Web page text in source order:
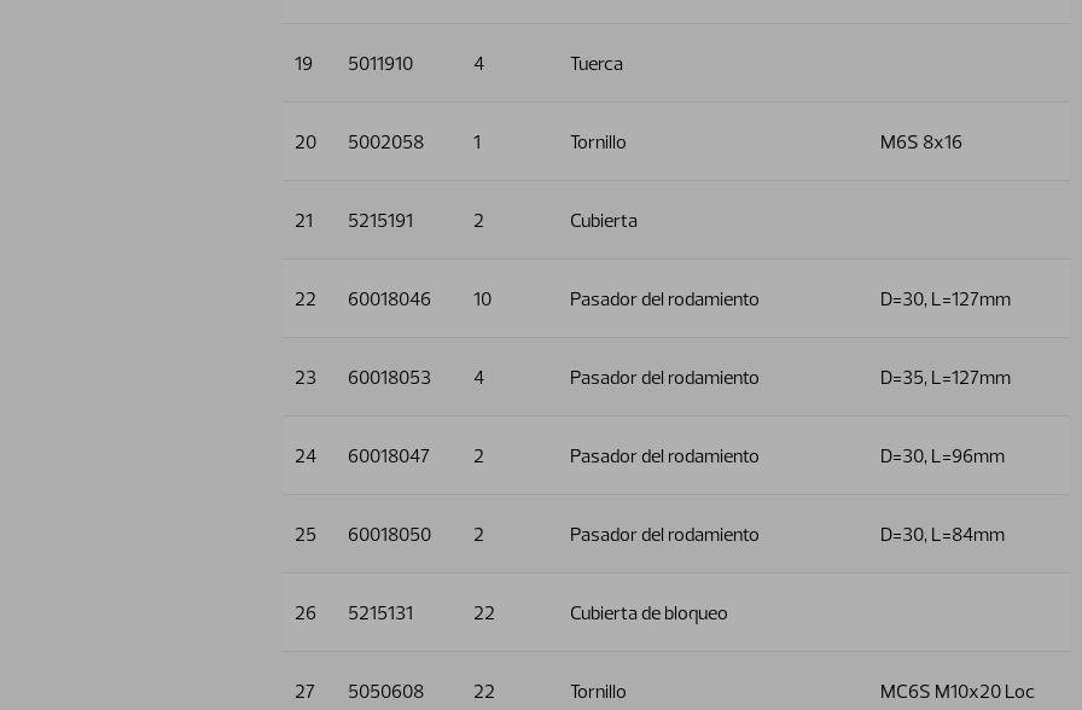
19 5011910 4 Tuerca
20 5002058 1 Tornillo M6S 8x16
21 5215191 2 Cubierta
22 60018046 10 Pasador del rodamiento D=30, L=127mm
23 60018053 4 Pasador del rodamiento D=35, L=127mm
24 60018047 2 Pasador del rodamiento D=30, L=96mm
25 60018050 2 Pasador del rodamiento D=30, L=84mm
26 5215131 22 Cubierta de bloqueo
27 5050608 22 Tornillo MC6S M10x20 Loc